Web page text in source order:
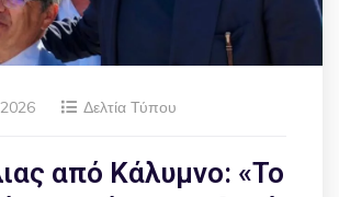
2026 Δελτία Τύπου
από Κάλυμνο: «Το